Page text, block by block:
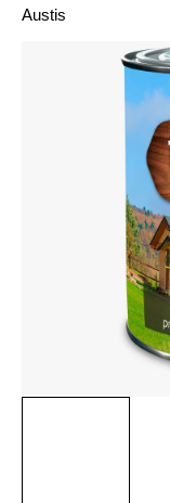
hodnocení
Austis